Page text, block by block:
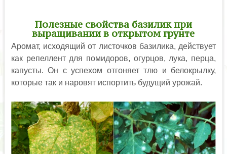
Полезные свойства базилик при
выращивании в открытом грунте
Аромат, исходящий от листочков базилика, действует
как репеллент для помидоров, огурцов, лука, перца,
капусты. Он с успехом отгоняет тлю и белокрылку,
которые так и наровят испортить будущий урожай.